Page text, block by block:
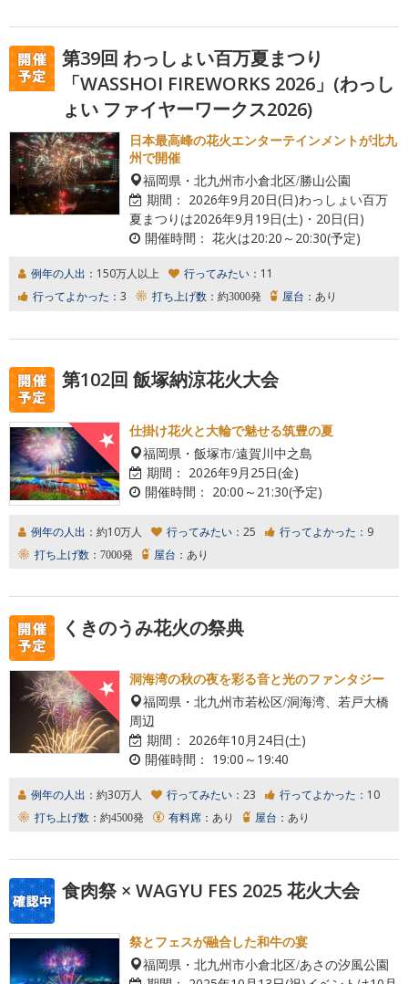
第39回 わっしょい百万夏まつり
「WASSHOI FIREWORKS 2026」(わっし
ょい ファイヤーワークス2026)
日本最高峰の花火エンターテインメントが北九
州で開催
福岡県・北九州市小倉北区/勝山公園
期間： 2026年9月20日(日)わっしょい百万
夏まつりは2026年9月19日(土)・20日(日)
開催時間： 花火は20:20～20:30(予定)
例年の人出： 150万人以上 行ってみたい： 11
行ってよかった： 3 打ち上げ数： 約3000発 屋台： あり
第102回 飯塚納涼花火大会
仕掛け花火と大輪で魅せる筑豊の夏
福岡県・飯塚市/遠賀川中之島
期間： 2026年9月25日(金)
開催時間： 20:00～21:30(予定)
例年の人出： 約10万人 行ってみたい： 25 行ってよかった： 9
打ち上げ数： 7000発 屋台： あり
くきのうみ花火の祭典
洞海湾の秋の夜を彩る音と光のファンタジー
福岡県・北九州市若松区/洞海湾、若戸大橋
周辺
期間： 2026年10月24日(土)
開催時間： 19:00～19:40
例年の人出： 約30万人 行ってみたい： 23 行ってよかった： 10
打ち上げ数： 約4500発 有料席： あり 屋台： あり
食肉祭 × WAGYU FES 2025 花火大会
祭とフェスが融合した和牛の宴
福岡県・北九州市小倉北区/あさの汐風公園